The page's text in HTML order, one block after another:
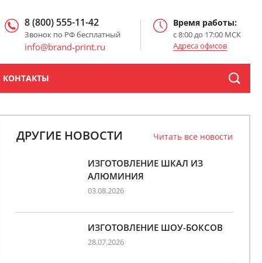
8 (800) 555-11-42
Звонок по РФ бесплатный
info@brand-print.ru
Время работы:
с 8:00 до 17:00 МСК
Адреса офисов
КОНТАКТЫ
ДРУГИЕ НОВОСТИ Читать все новости
ИЗГОТОВЛЕНИЕ ШКАЛ ИЗ
АЛЮМИНИЯ
03.08.2026
ИЗГОТОВЛЕНИЕ ШОУ-БОКСОВ
28.07.2026